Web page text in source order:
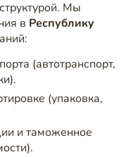
Мы
в Республику
(автотранспорт,
(упаковка,
и таможенное